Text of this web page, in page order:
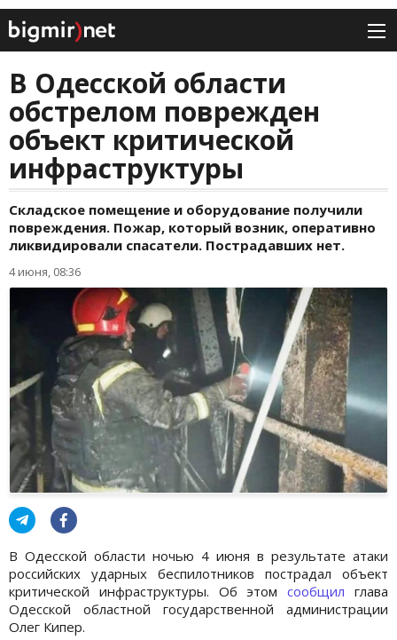
В Одесской области
обстрелом поврежден
объект критической
инфраструктуры
Складское помещение и оборудование получили
повреждения. Пожар, который возник, оперативно
ликвидировали спасатели. Пострадавших нет.
4 июня, 08:36
В Одесской области ночью 4 июня в результате атаки
российских ударных беспилотников пострадал объект
критической инфраструктуры. Об этомсообщил глава
Одесской областной государственной администрации
Олег Кипер.